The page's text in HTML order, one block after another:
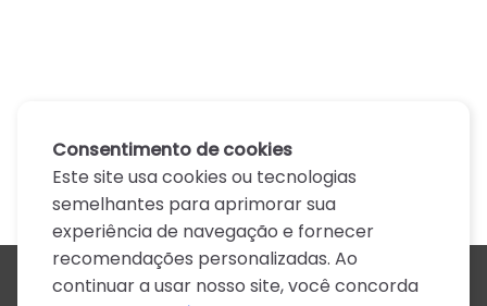
Todos os artistas
Consentimento de cookies
Este site usa cookies ou tecnologias
semelhantes para aprimorar sua
experiência de navegação e fornecer
recomendações personalizadas. Ao
continuar a usar nosso site, você concorda